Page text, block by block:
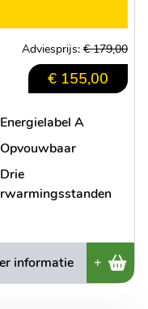
Adviesprijs: € 179,00
€ 155,00
Energielabel A
Opvouwbaar
Drie
informatie +